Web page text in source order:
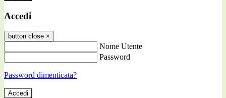
Accedi
button close ×
Nome Utente
Password
Password dimenticata?